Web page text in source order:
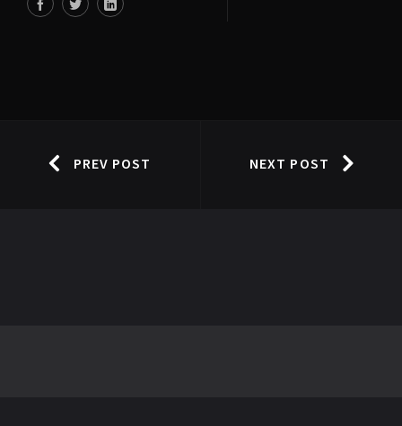
PREV POST NEXT POST